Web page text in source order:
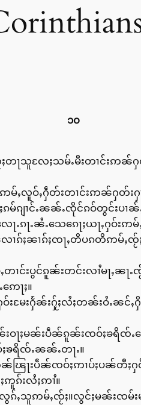
၁၀
တႃသူလႄႈသမ်ႉမီးတၢင်းဢၼ်
ႇလူဝ်ႇႁဵတ်းတၢင်းဢၼ်ႁတ်း
ၵျၢင်ႉၼၼ်ႉၸိုင်ၵဝ်တွင်းပၢၼ်
ႃႉၵႃႉၼႆႉသေၵေႃႈယႃႇႁဝ်
ႈၼၢၵ်ႈၸႃႇတိပၵတိဢမ်ႇၸႂ်
ႇတၢင်းပွင်ၵူၼ်းတင်းလၢႆမႃႇ
ေႃႈ။
းႁႅၼ်းႁႂ်ႈလႆႈတၼ်းဝႆႉၼင်
ႃႈမၼ်းပဵၼ်ၵူၼ်းၸဝ်ႈၶရိၸ်ႉ
ၶရိၸ်ႉၼၼ်ႉတႃႉ။
ၼ်ၽြႃးပဵၼ်ၸဝ်ႈဢၢပ်ႈပၼ်
ၵ်းလႆႈဢၢႆ။
မ်ႇၸႂ်ႈ။လွင်ႈမၼ်းၸမ်းမၢ